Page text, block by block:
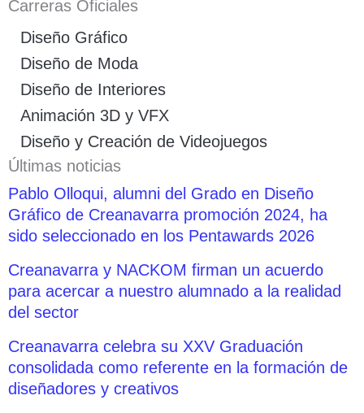
Carreras Oficiales
Diseño Gráfico
Diseño de Moda
Diseño de Interiores
Animación 3D y VFX
Diseño y Creación de Videojuegos
Últimas noticias
Pablo Olloqui, alumni del Grado en Diseño
Gráfico de Creanavarra promoción 2024, ha
sido seleccionado en los Pentawards 2026
Creanavarra y NACKOM firman un acuerdo
para acercar a nuestro alumnado a la realidad
del sector
Creanavarra celebra su XXV Graduación
consolidada como referente en la formación de
diseñadores y creativos